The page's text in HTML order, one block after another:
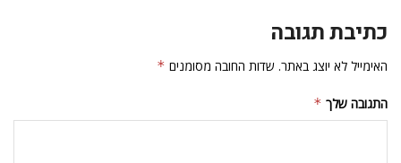
כתיבת תגובה
האימייל לא יוצג באתר. שדות החובה מסומנים *
התגובה שלך *